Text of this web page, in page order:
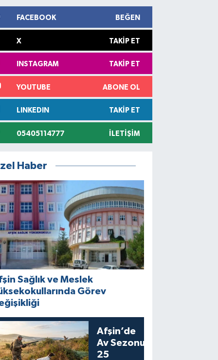
FACEBOOK BEĞEN
X TAKIP ET
INSTAGRAM TAKIP ET
YOUTUBE ABONE OL
LINKEDIN TAKIP ET
05405114777 İLETIŞIM
Haber
Sağlık ve Meslek
Görev
Afşin’de
Av Sezonu
25